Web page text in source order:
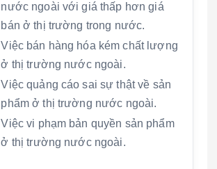
nước ngoài với giá thấp hơn giá
bán ở thị trường trong nước.
Việc bán hàng hóa kém chất lượng
ở thị trường nước ngoài.
Việc quảng cáo sai sự thật về sản
phẩm ở thị trường nước ngoài.
Việc vi phạm bản quyền sản phẩm
ở thị trường nước ngoài.